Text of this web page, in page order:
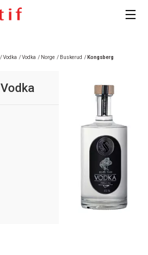
/Vodka /Vodka / Norge / Buskerud / Kongsberg